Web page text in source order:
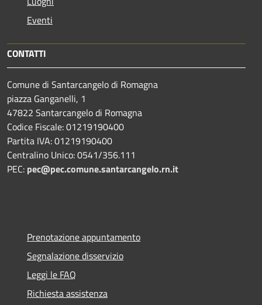
Eventi
CONTATTI
Comune di Santarcangelo di Romagna
piazza Ganganelli, 1
47822 Santarcangelo di Romagna
Codice Fiscale: 01219190400
Partita IVA: 01219190400
Centralino Unico: 0541/356.111
PEC: pec@pec.comune.santarcangelo.rn.it
Prenotazione appuntamento
Segnalazione disservizio
Leggi le FAQ
Richiesta assistenza